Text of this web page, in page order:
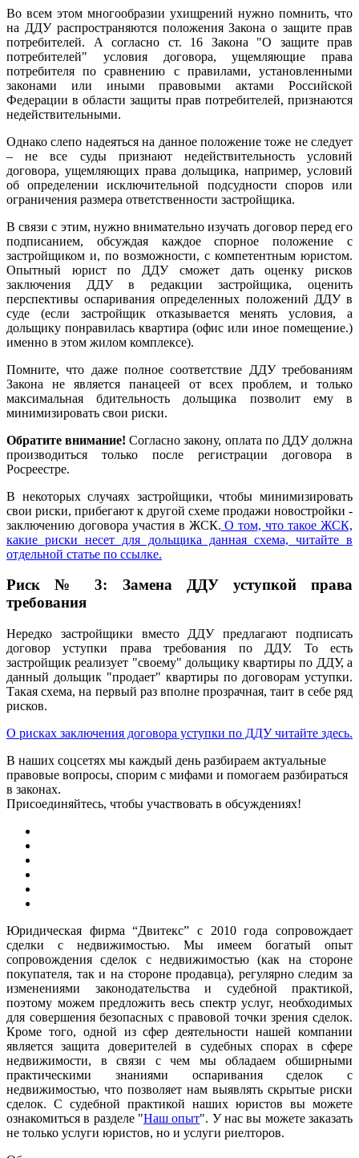
Во всем этом многообразии ухищрений нужно помнить, что
на ДДУ распространяются положения Закона о защите прав
потребителей. А согласно ст. 16 Закона "О защите прав
потребителей" условия договора, ущемляющие права
потребителя по сравнению с правилами, установленными
законами или иными правовыми актами Российской
Федерации в области защиты прав потребителей, признаются
недействительными.
Однако слепо надеяться на данное положение тоже не следует
– не все суды признают недействительность условий
договора, ущемляющих права дольщика, например, условий
об определении исключительной подсудности споров или
ограничения размера ответственности застройщика.
В связи с этим, нужно внимательно изучать договор перед его
подписанием, обсуждая каждое спорное положение с
застройщиком и, по возможности, с компетентным юристом.
Опытный юрист по ДДУ сможет дать оценку рисков
заключения ДДУ в редакции застройщика, оценить
перспективы оспаривания определенных положений ДДУ в
суде (если застройщик отказывается менять условия, а
дольщику понравилась квартира (офис или иное помещение.)
именно в этом жилом комплексе).
Помните, что даже полное соответствие ДДУ требованиям
Закона не является панацеей от всех проблем, и только
максимальная бдительность дольщика позволит ему в
минимизировать свои риски.
Обратите внимание!Согласно закону, оплата по ДДУ должна
производиться только после регистрации договора в
Росреестре.
В некоторых случаях застройщики, чтобы минимизировать
свои риски, прибегают к другой схеме продажи новостройки -
заключению договора участия в ЖСК. О том, что такое ЖСК,
какие риски несет для дольщика данная схема, читайте в
отдельной статье по ссылке.
Риск № 3: Замена ДДУ уступкой права
требования
Нередко застройщики вместо ДДУ предлагают подписать
договор уступки права требования по ДДУ. То есть
застройщик реализует "своему" дольщику квартиры по ДДУ, а
данный дольщик "продает" квартиры по договорам уступки.
Такая схема, на первый раз вполне прозрачная, таит в себе ряд
рисков.
О рисках заключения договора уступки по ДДУ читайте здесь.
В наших соцсетях мы каждый день разбираем актуальные
правовые вопросы, спорим с мифами и помогаем разбираться
в законах.
Присоединяйтесь, чтобы участвовать в обсуждениях!
Юридическая фирма “Двитекс” с 2010 года сопровождает
сделки с недвижимостью. Мы имеем богатый опыт
сопровождения сделок с недвижимостью (как на стороне
покупателя, так и на стороне продавца), регулярно следим за
изменениями законодательства и судебной практикой,
поэтому можем предложить весь спектр услуг, необходимых
для совершения безопасных с правовой точки зрения сделок.
Кроме того, одной из сфер деятельности нашей компании
является защита доверителей в судебных спорах в сфере
недвижимости, в связи с чем мы обладаем обширными
практическими знаниями оспаривания сделок с
недвижимостью, что позволяет нам выявлять скрытые риски
сделок. С судебной практикой наших юристов вы можете
ознакомиться в разделе "Наш опыт". У нас вы можете заказать
не только услуги юристов, но и услуги риелторов.